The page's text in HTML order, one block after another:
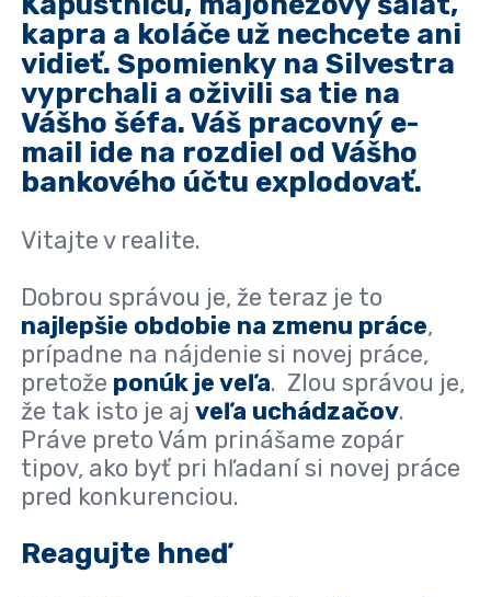
kapra a koláče už nechcete ani
vidieť. Spomienky na Silvestra
vyprchali a oživili sa tie na
Vášho šéfa. Váš pracovný e-
mail ide na rozdiel od Vášho
bankového účtu explodovať.
Vitajte v realite.
Dobrou správou je, že teraz je to
najlepšie obdobie na zmenu práce,
prípadne na nájdenie si novej práce,
pretože ponúk je veľa. Zlou správou je,
že tak isto je aj veľa uchádzačov.
Práve preto Vám prinášame zopár
tipov, ako byť pri hľadaní si novej práce
pred konkurenciou.
Reagujte hneď